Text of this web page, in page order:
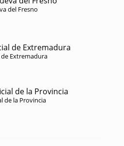
del Fresno
de Extremadura
Extremadura
de la Provincia
de la Provincia